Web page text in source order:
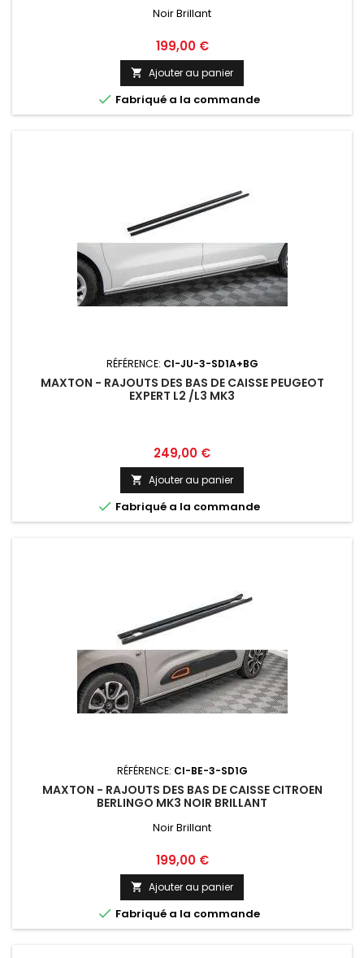
Noir Brillant
Prix
199,00 €
 Ajouter au panier
 Fabriqué a la commande
RÉFÉRENCE: CI-JU-3-SD1A+BG
MAXTON - RAJOUTS DES BAS DE CAISSE PEUGEOT
EXPERT L2 /L3 MK3
Prix
249,00 €
 Ajouter au panier
 Fabriqué a la commande
RÉFÉRENCE: CI-BE-3-SD1G
MAXTON - RAJOUTS DES BAS DE CAISSE CITROEN
BERLINGO MK3 NOIR BRILLANT
Noir Brillant
Prix
199,00 €
 Ajouter au panier
 Fabriqué a la commande